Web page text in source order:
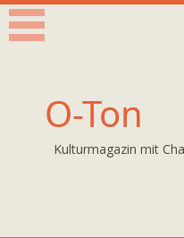
O-Ton
Kulturmagazin mit